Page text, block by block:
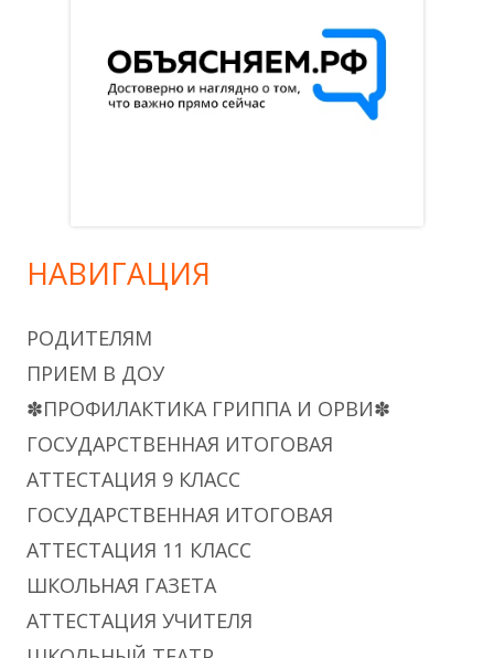
НАВИГАЦИЯ
РОДИТЕЛЯМ
ПРИЕМ В ДОУ
✽ПРОФИЛАКТИКА ГРИППА И ОРВИ✽
ГОСУДАРСТВЕННАЯ ИТОГОВАЯ
АТТЕСТАЦИЯ 9 КЛАСС
ГОСУДАРСТВЕННАЯ ИТОГОВАЯ
АТТЕСТАЦИЯ 11 КЛАСС
ШКОЛЬНАЯ ГАЗЕТА
АТТЕСТАЦИЯ УЧИТЕЛЯ